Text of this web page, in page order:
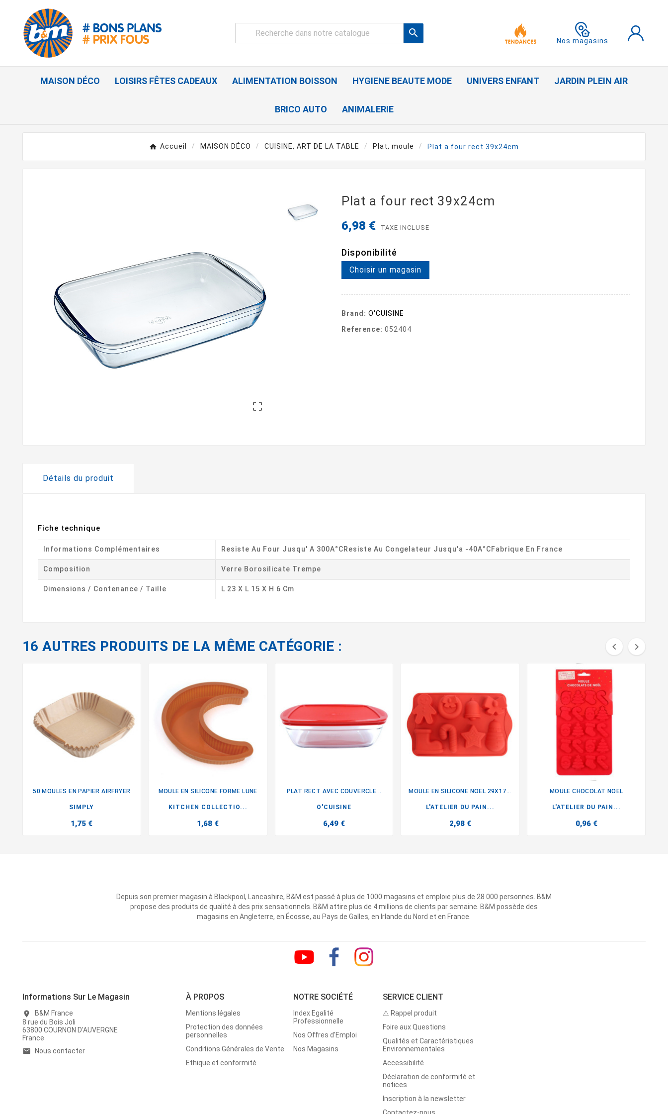

Nos magasins
MAISON DÉCO LOISIRS FÊTES CADEAUX ALIMENTATION BOISSON HYGIENE BEAUTE MODE UNIVERS ENFANT JARDIN PLEIN AIR
BRICO AUTO ANIMALERIE
Accueil MAISON DÉCO CUISINE, ART DE LA TABLE Plat, moule Plat a four rect 39x24cm

Plat a four rect 39x24cm
6,98 € TAXE INCLUSE
Disponibilité
Choisir un magasin
Brand: O'CUISINE
Reference: 052404
Détails du produit
Fiche technique
Informations Complémentaires Resiste Au Four Jusqu' A 300A°CResiste Au Congelateur Jusqu'a -40A°CFabrique En France
Composition Verre Borosilicate Trempe
Dimensions / Contenance / Taille L 23 X L 15 X H 6 Cm
16 AUTRES PRODUITS DE LA MÊME CATÉGORIE :  
50 MOULES EN PAPIER AIRFRYER
SIMPLY
1,75 €
MOULE EN SILICONE FORME LUNE
KITCHEN COLLECTIO...
1,68 €
PLAT RECT AVEC COUVERCLE...
O'CUISINE
6,49 €
MOULE EN SILICONE NOEL 29X17CM
L'ATELIER DU PAIN...
2,98 €
MOULE CHOCOLAT NOEL
L'ATELIER DU PAIN...
0,96 €
Depuis son premier magasin à Blackpool, Lancashire, B&M est passé à plus de 1000 magasins et emploie plus de 28 000 personnes. B&M
propose des produits de qualité à des prix sensationnels. B&M attire plus de 4 millions de clients par semaine. B&M possède des
magasins en Angleterre, en Écosse, au Pays de Galles, en Irlande du Nord et en France.
Informations Sur Le Magasin
location_on
B&M France
8 rue du Bois Joli
63800 COURNON D'AUVERGNE
France
email Nous contacter
À PROPOS
Mentions légales
Protection des données
personnelles
Conditions Générales de Vente
Ethique et conformité
NOTRE SOCIÉTÉ
Index Egalité
Professionnelle
Nos Offres d'Emploi
Nos Magasins
SERVICE CLIENT
⚠ Rappel produit
Foire aux Questions
Qualités et Caractéristiques
Environnementales
Accessibilité
Déclaration de conformité et
notices
Inscription à la newsletter
Contactez-nous